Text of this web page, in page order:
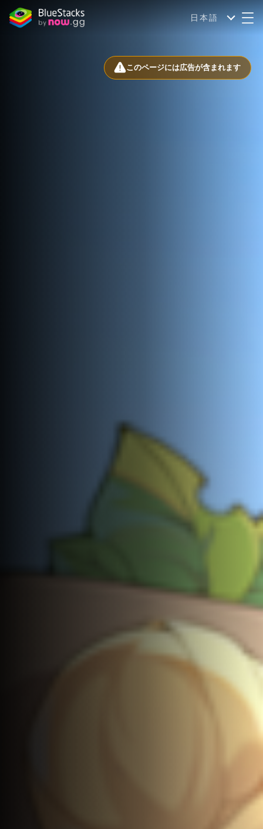
日本語
このページには広告が含まれます